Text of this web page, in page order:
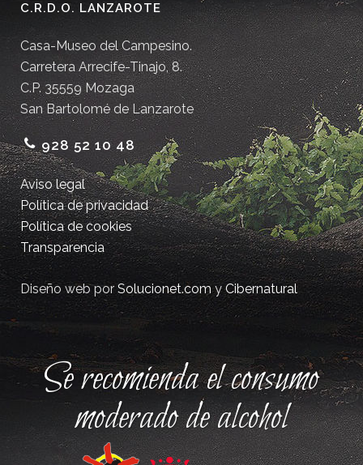
C.R.D.O. LANZAROTE
Casa-Museo del Campesino.
Carretera Arrecife-Tinajo, 8.
C.P. 35559 Mozaga
San Bartolomé de Lanzarote
928 52 10 48
Aviso legal
Política de privacidad
Política de cookies
Transparencia
Diseño web porSolucionet.comyCibernatural
Se recomienda el consumo
moderado de alcohol